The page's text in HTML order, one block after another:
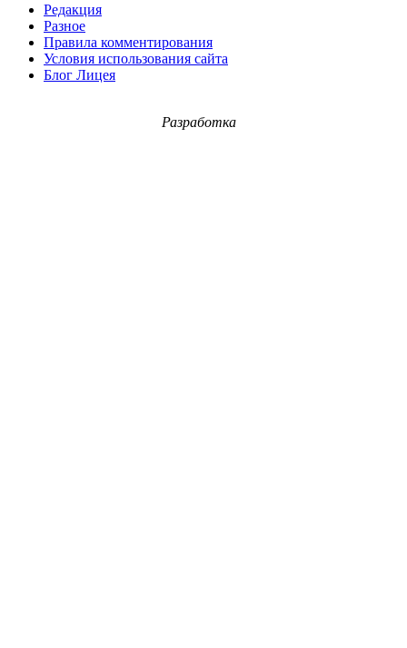
Редакция
Разное
Правила комментирования
Условия использования сайта
Блог Лицея
Разработка